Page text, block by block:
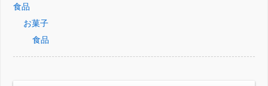
食品
お菓子
食品